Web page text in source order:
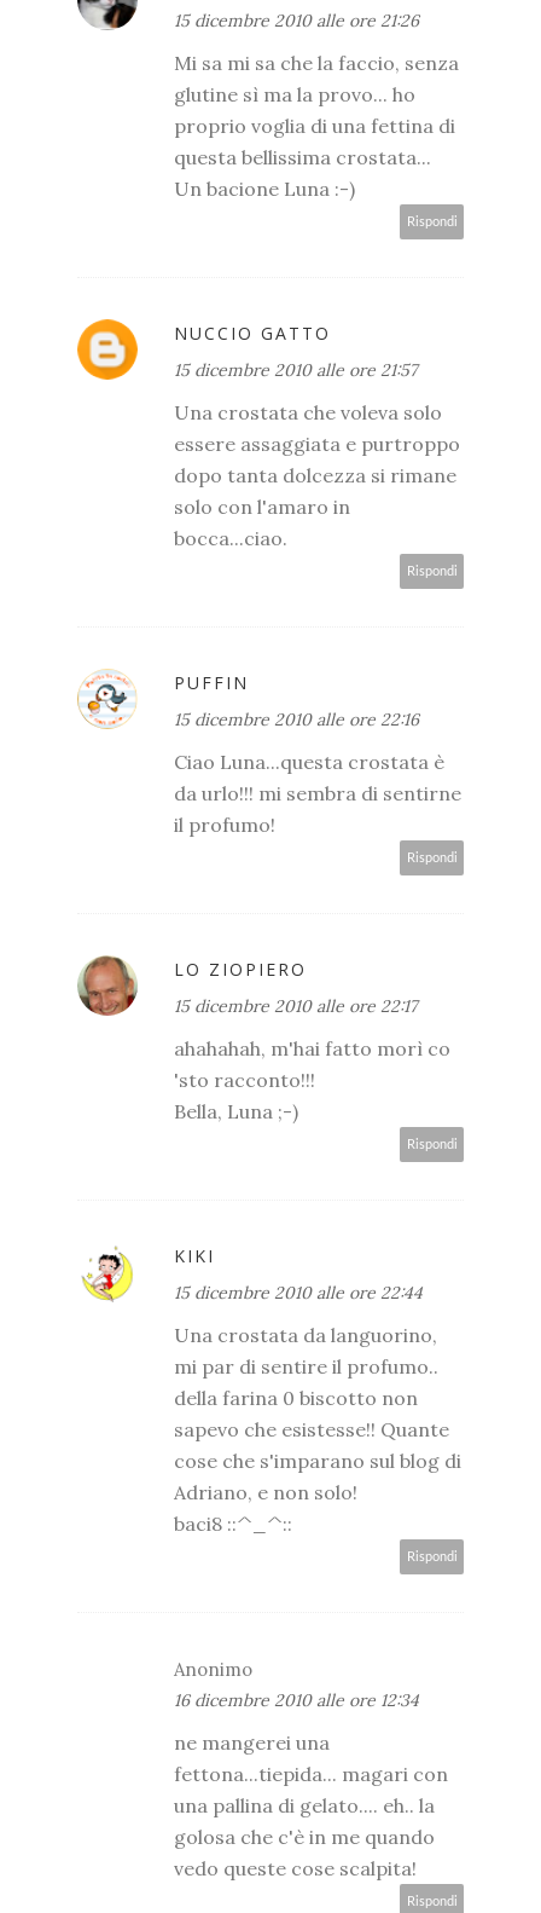
15 dicembre 2010 alle ore 21:26
Mi sa mi sa che la faccio, senza
glutine sì ma la provo... ho
proprio voglia di una fettina di
questa bellissima crostata...
Un bacione Luna :-)
Rispondi
NUCCIO GATTO
15 dicembre 2010 alle ore 21:57
Una crostata che voleva solo
essere assaggiata e purtroppo
dopo tanta dolcezza si rimane
solo con l'amaro in
bocca...ciao.
Rispondi
PUFFIN
15 dicembre 2010 alle ore 22:16
Ciao Luna...questa crostata è
da urlo!!! mi sembra di sentirne
il profumo!
Rispondi
LO ZIOPIERO
15 dicembre 2010 alle ore 22:17
ahahahah, m'hai fatto morì co
'sto racconto!!!
Bella, Luna ;-)
Rispondi
KIKI
15 dicembre 2010 alle ore 22:44
Una crostata da languorino,
mi par di sentire il profumo..
della farina 0 biscotto non
sapevo che esistesse!! Quante
cose che s'imparano sul blog di
Adriano, e non solo!
baci8 ::^_^::
Rispondi
Anonimo
16 dicembre 2010 alle ore 12:34
ne mangerei una
fettona...tiepida... magari con
una pallina di gelato.... eh.. la
golosa che c'è in me quando
vedo queste cose scalpita!
Rispondi